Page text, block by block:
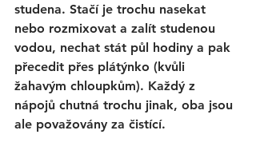
studena. Stačí je trochu nasekat
nebo rozmixovat a zalít studenou
vodou, nechat stát půl hodiny a pak
přecedit přes plátýnko (kvůli
žahavým chloupkům). Každý z
nápojů chutná trochu jinak, oba jsou
ale považovány za čistící.